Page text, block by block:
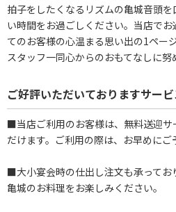
拍子をしたくなるリズムの亀城音頭
い時間をお過ごしください。当店で
てのお客様の心温まる思い出の1ペー
スタッフ一同心からのおもてなしに努
ご好評いただいておりますサー
■当店ご利用のお客様は、無料送迎サ
だけます。ご利用の際は、お早めにご
■大小宴会時の仕出し注文も承ってお
亀城のお料理をお楽しみください。